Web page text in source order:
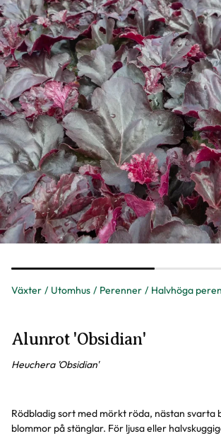
Växter Utomhus Perenner Halvhöga
Alunrot 'Obsidian'
Heuchera 'Obsidian'
Rödbladig sort med mörkt röda, nästan svarta
blommor på stänglar. För ljusa eller